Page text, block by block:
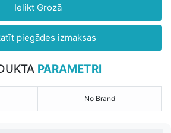
Ielikt Grozā
piegādes izmaksas
PARAMETRI
No Brand